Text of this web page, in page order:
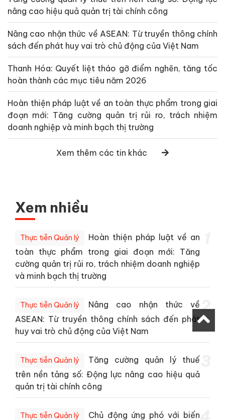
nâng cao hiệu quả quản trị tài chính công
Nâng cao nhận thức về ASEAN: Từ truyền thông chính
sách đến phát huy vai trò chủ động của Việt Nam
Thanh Hóa: Quyết liệt tháo gỡ điểm nghẽn, tăng tốc
hoàn thành các mục tiêu năm 2026
Hoàn thiện pháp luật về an toàn thực phẩm trong giai
đoạn mới: Tăng cường quản trị rủi ro, trách nhiệm
doanh nghiệp và minh bạch thị trường
Xem thêm các tin khác
Xem nhiều
Thực tiễn Quản lý
Hoàn thiện pháp luật về an
toàn thực phẩm trong giai đoạn mới: Tăng
cường quản trị rủi ro, trách nhiệm doanh nghiệp
và minh bạch thị trường
Thực tiễn Quản lý
Nâng cao nhận thức về
ASEAN: Từ truyền thông chính sách đến phát
huy vai trò chủ động của Việt Nam
2
Thực tiễn Quản lý
Tăng cường quản lý thuế
trên nền tảng số: Động lực nâng cao hiệu quả
quản trị tài chính công
Thực tiễn Quản lý
Chủ động ứng phó với biến